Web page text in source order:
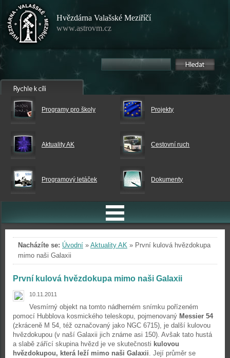
Hvězdárna Valašské Meziříčí
www.astrovm.cz
Programy pro školy Projekty
Aktuality AK Cestovní ruch
Programový letáček Dokumenty
Nacházíte se: Úvodní » Aktuality AK » První kulová hvězdokupa
mimo naši Galaxii
První kulová hvězdokupa mimo naši Galaxii
10.11.2011
Vesmírný objekt na tomto nádherném snímku pořízeném
pomocí Hubblova kosmického teleskopu, pojmenovaný Messier 54
(zkráceně M 54, též označovaný jako NGC 6715), je další kulovou
hvězdokupou (v naší Galaxii jich známe asi 150). Avšak tato hustá
a slabě zářící skupina hvězd je ve skutečnosti kulovou
hvězdokupou, která leží mimo naši Galaxii. Její průměr se